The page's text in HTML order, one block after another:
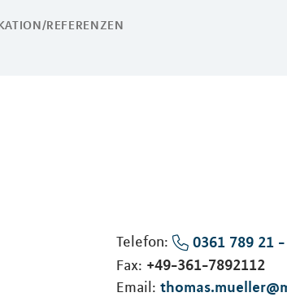
REFERENZEN
Telefon:
0361 789 21
Fax: +49-361-7892112
Email: